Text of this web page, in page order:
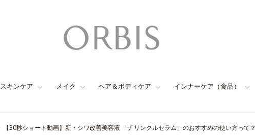
スキンケア メイク ヘア＆ボディケア インナーケア（食品）
【30秒ショート動画】新・シワ改善美容液「ザ リンクルセラム」のおすすめの使い方って？